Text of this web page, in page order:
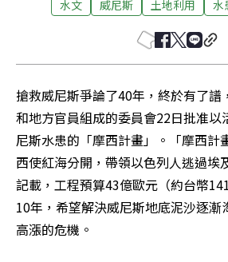
水文 威尼斯 土地利用 水
搶救威尼斯爭論了40年，終於有了譜
和地方官員組成的委員會22日批准以
尼斯水患的「摩西計畫」。「摩西計
西使紅海分開，帶領以色列人逃過埃
記載，工程預算43億歐元（約台幣
10年，希望解決威尼斯地底泥沙逐漸
高漲的危機。